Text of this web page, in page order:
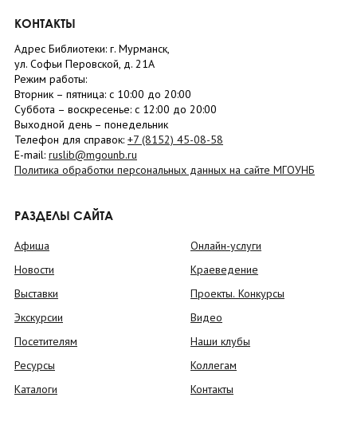
КОНТАКТЫ
Адрес Библиотеки: г. Мурманск,
ул. Софьи Перовской, д. 21А
Режим работы:
Вторник – пятница: с 10:00 до 20:00
Суббота – воскресенье: c 12:00 до 20:00
Выходной день – понедельник
Телефон для справок: +7 (8152) 45-08-58
E-mail: ruslib@mgounb.ru
Политика обработки персональных данных на сайте МГОУНБ
РАЗДЕЛЫ САЙТА
Афиша
Новости
Выставки
Экскурсии
Посетителям
Ресурсы
Каталоги
Онлайн-услуги
Краеведение
Проекты. Конкурсы
Видео
Наши клубы
Коллегам
Контакты